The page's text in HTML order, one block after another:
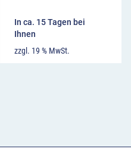
In ca. 15 Tagen bei
Ihnen
zzgl. 19 % MwSt.